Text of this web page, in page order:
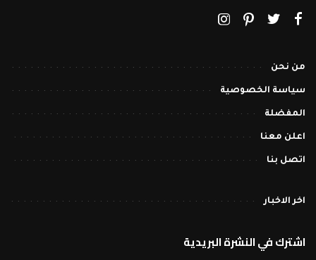
من نحن
سياسة الخصوصية
المفضلة
اعلن معنا
اتصل بنا
اخر الاخبار
اشترك في النشرة البريدية